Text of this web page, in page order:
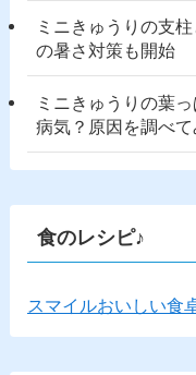
ミニきゅうりの支
の暑さ対策も開始
ミニきゅうりの葉
病気？原因を調べて
食のレシピ♪
スマイルおいしい食